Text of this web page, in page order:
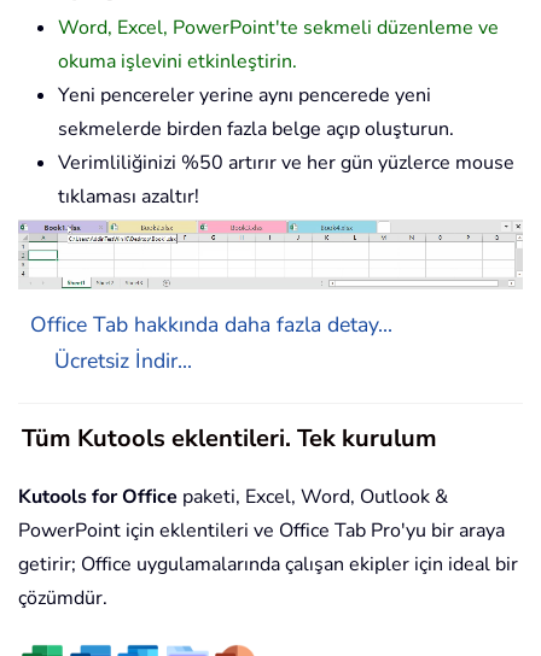
Word, Excel, PowerPoint'te sekmeli düzenleme ve
okuma işlevini etkinleştirin.
Yeni pencereler yerine aynı pencerede yeni
sekmelerde birden fazla belge açıp oluşturun.
Verimliliğinizi %50 artırır ve her gün yüzlerce mouse
tıklaması azaltır!
Office Tab hakkında daha fazla detay...
Ücretsiz İndir...
Tüm Kutools eklentileri. Tek kurulum
Kutools for Office paketi, Excel, Word, Outlook &
PowerPoint için eklentileri ve Office Tab Pro'yu bir araya
getirir; Office uygulamalarında çalışan ekipler için ideal bir
çözümdür.